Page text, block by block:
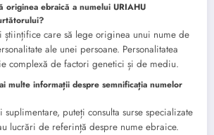
originea ebraică a numelui URIAHU
științifice care să lege originea unui nume de
ale unei persoane. Personalitatea
complexă de factori genetici și de mediu.
multe informații despre semnificația numelor
suplimentare, puteți consulta surse specializate
lucrări de referință despre nume ebraice.